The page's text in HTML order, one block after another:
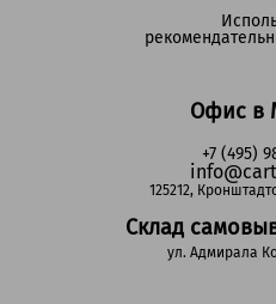
Офис в
+7 (495)
125212,
Склад
ул. Адмирала